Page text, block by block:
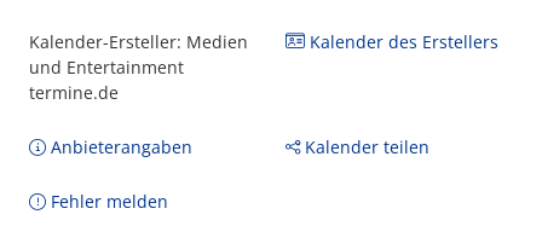
Kalender-Ersteller: Medien
und Entertainment
termine.de
Kalender des Erstellers
Anbieterangaben Kalender teilen
Fehler melden